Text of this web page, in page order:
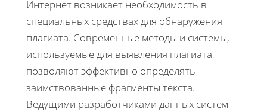
Интернет возникает необходимость в
специальных средствах для обнаружения
плагиата. Современные методы и системы,
используемые для выявления плагиата,
позволяют эффективно определять
заимствованные фрагменты текста.
Ведущими разработчиками данных систем